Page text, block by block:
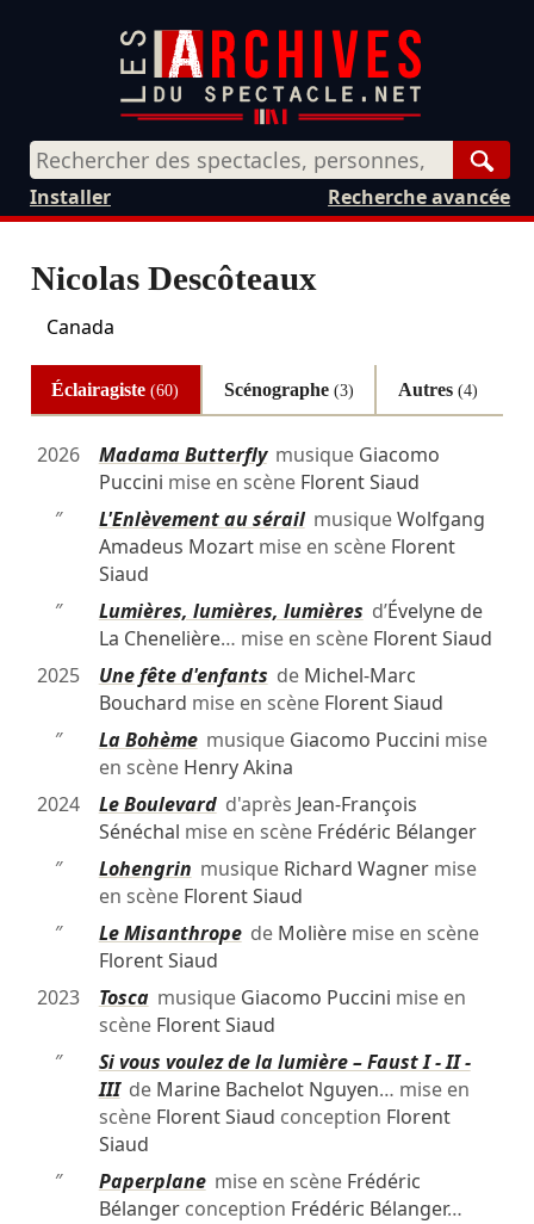
Recherche avancée
Installer
Nicolas Descôteaux
Canada
Éclairagiste(60) Scénographe (3) Autres(4)
2026 Madama Butterflymusique Giacomo
Puccini mise en scène Florent Siaud
″
L'Enlèvement au sérailmusiqueWolfgang
Amadeus Mozartmise en scène Florent
Siaud
″
Lumières, lumières, lumières d’Évelyne de
La Chenelière… mise en scène Florent Siaud
2025
Une fête d'enfants de Michel-Marc
Bouchard mise en scène Florent Siaud
″
La Bohèmemusique Giacomo Puccini mise
en scène Henry Akina
2024
Le Boulevardd'après Jean-François
Sénéchal mise en scène Frédéric Bélanger
″
Lohengrin musique Richard Wagnermise
en scène Florent Siaud
″
Le Misanthropede Molièremise en scène
Florent Siaud
2023
Toscamusique Giacomo Puccini mise en
scène Florent Siaud
″
Si vous voulez de la lumière – Faust I - II -
IIIde Marine Bachelot Nguyen… mise en
scène Florent Siaud conception Florent
Siaud
″
Paperplanemise en scène Frédéric
Bélangerconception Frédéric Bélanger…